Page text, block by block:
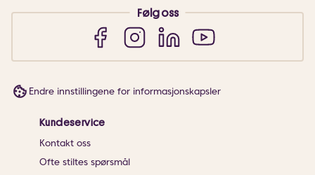
Følg oss
Endre innstillingene for informasjonskapsler
Kundeservice
Kontakt oss
Ofte stiltes spørsmål